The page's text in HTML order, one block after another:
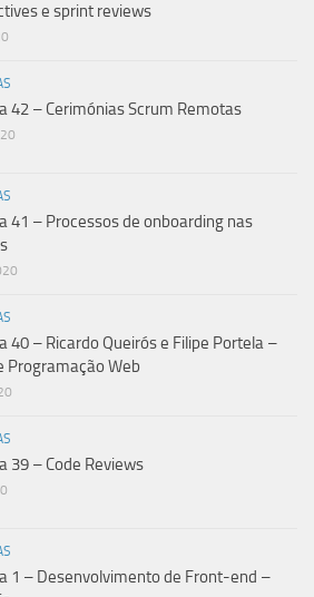
e sprint reviews
42 – Cerimónias Scrum Remotas
41 – Processos de onboarding nas
40 – Ricardo Queirós e Filipe Portela –
Programação Web
39 – Code Reviews
1 – Desenvolvimento de Front-end –